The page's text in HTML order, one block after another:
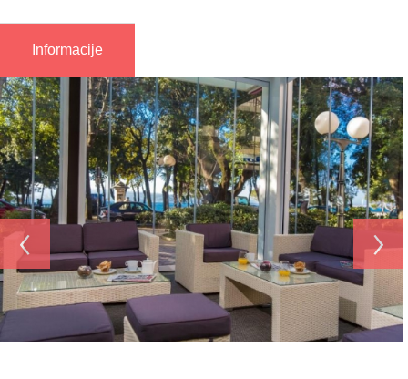
Informacije
‹ ›